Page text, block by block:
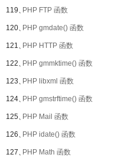
119、PHP FTP 函数
120、PHP gmdate() 函数
121、PHP HTTP 函数
122、PHP gmmktime() 函数
123、PHP libxml 函数
124、PHP gmstrftime() 函数
125、PHP Mail 函数
126、PHP idate() 函数
127、PHP Math 函数